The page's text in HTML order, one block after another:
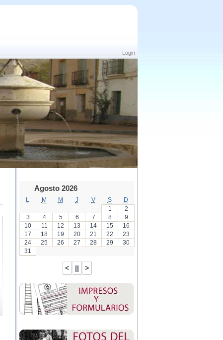
Login
Agosto 2026
M M J V S
D
1
2
3
4 5 6 7 8
9
10
11 12 13 14 15
16
17
18 19 20 21 22
23
24
25 26 27 28 29
30
31